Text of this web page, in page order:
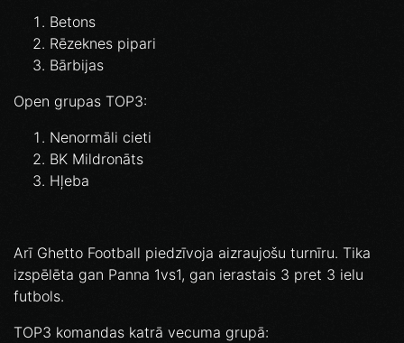
Betons
Rēzeknes pipari
Bārbijas
Open grupas TOP3:⁣
Nenormāli cieti⁣
BK Mildronāts⁣
Hļeba
Arī Ghetto Football piedzīvoja aizraujošu turnīru. Tika
izspēlēta gan Panna 1vs1, gan ierastais 3 pret 3 ielu
futbols.
TOP3 komandas katrā vecuma grupā: